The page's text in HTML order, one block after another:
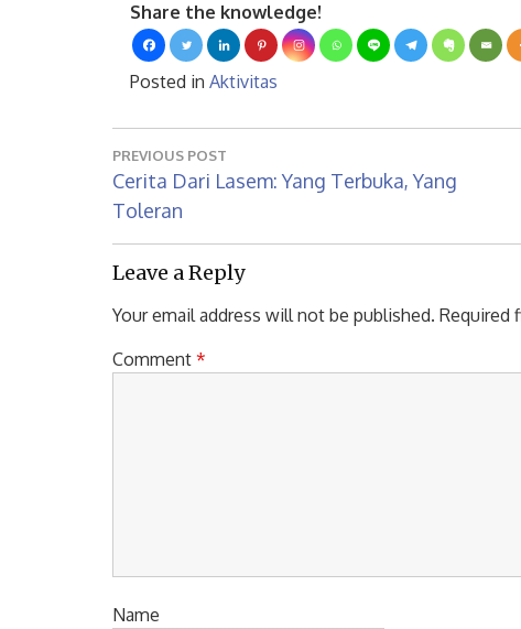
Share the knowledge!
Posted in Aktivitas
navigation
PREVIOUS POST
Previous
Post:
Cerita Dari Lasem: Yang Terbuka, Yang
Toleran
Leave a Reply
Your email address will not be published. Required
Comment *
Name